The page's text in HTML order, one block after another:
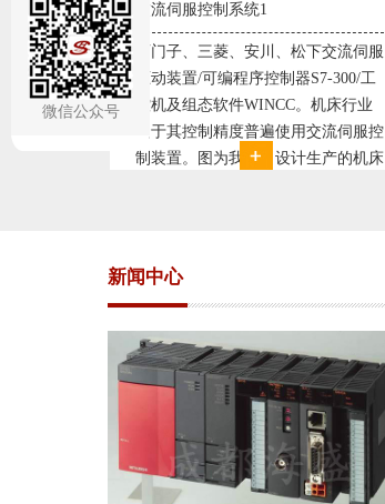
流伺服
300/工
行业
交流伺服控制系统2
西门子、三菱、安川、松下交流伺服
驱动装置/可编程序控制器S7-300/工
控机及组态软件WINCC。机床行业
由于其控制精度普遍使用交流伺服控
制装置。图为我公司设计生产的机床
新闻中心
微信公众号